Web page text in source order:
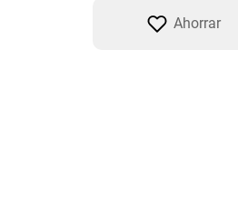
Ahorrar